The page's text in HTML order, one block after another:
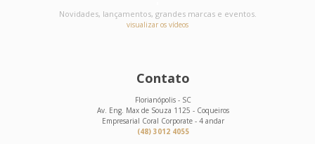
Novidades, lançamentos, grandes marcas e eventos.
visualizar os vídeos
Contato
Florianópolis - SC
Av. Eng. Max de Souza 1125 - Coqueiros
Empresarial Coral Corporate - 4 andar
(48) 3012 4055